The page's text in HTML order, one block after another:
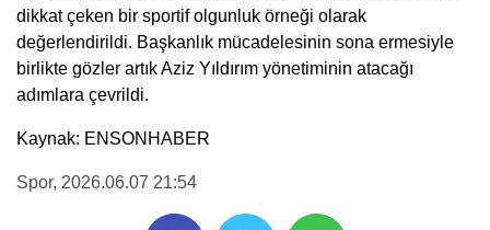
dikkat çeken bir sportif olgunluk örneği olarak
değerlendirildi. Başkanlık mücadelesinin sona ermesiyle
birlikte gözler artık Aziz Yıldırım yönetiminin atacağı
adımlara çevrildi.
Kaynak: ENSONHABER
Spor, 2026.06.07 21:54